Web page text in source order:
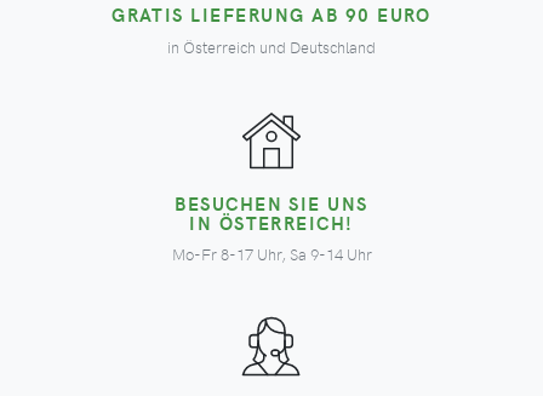
GRATIS LIEFERUNG AB 90 EURO
in Österreich und Deutschland
BESUCHEN SIE UNS
IN ÖSTERREICH!
Mo-Fr 8-17 Uhr, Sa 9-14 Uhr